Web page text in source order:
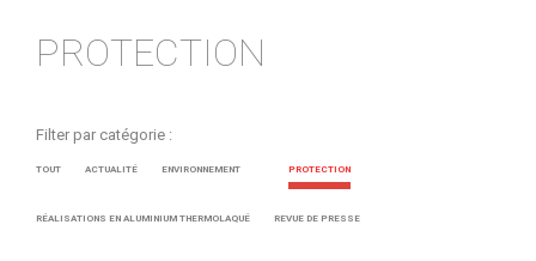
PROTECTION
Filter par catégorie :
TOUT ACTUALITÉ ENVIRONNEMENT PROTECTION
RÉALISATIONS EN ALUMINIUM THERMOLAQUÉ REVUE DE PRESSE